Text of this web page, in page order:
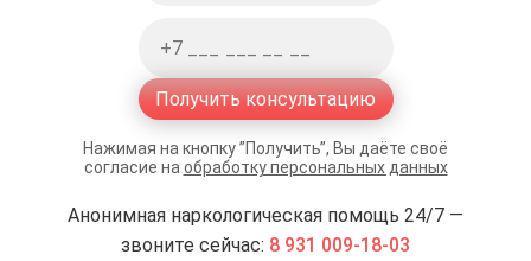
Получить консультацию
Нажимая на кнопку ”Получить”, Вы даёте своё
согласие на обработку персональных данных
Анонимная наркологическая помощь 24/7 —
звоните сейчас: 8 931 009-18-03